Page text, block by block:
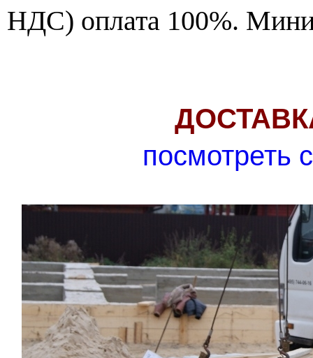
НДС) оплата 100%.
посмотреть